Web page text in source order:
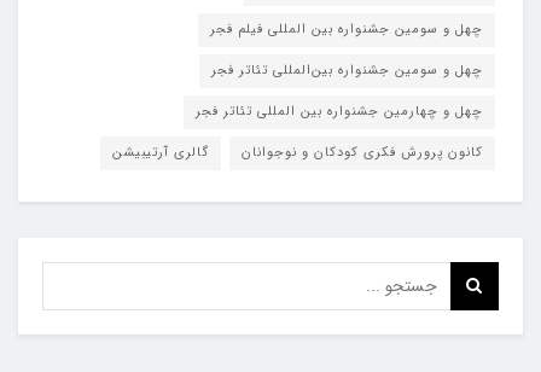
چهل و سومین جشنواره بین المللی فیلم فجر
چهل و سومین جشنواره بین‌المللی تئاتر فجر
چهل و چهارمین جشنواره بین المللی تئاتر فجر
کانون پرورش فکری کودکان و نوجوانان
گالری آرتیبیشن